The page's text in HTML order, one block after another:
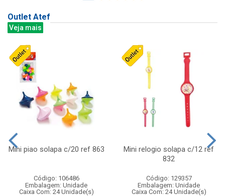
Outlet Atef
Veja mais
Mini piao solapa c/20 ref 863
Código: 106486
Embalagem: Unidade
Caixa Com: 24 Unidade(s)
Mini relogio solapa c/12 ref
832
Código: 129357
Embalagem: Unidade
Caixa Com: 24 Unidade(s)